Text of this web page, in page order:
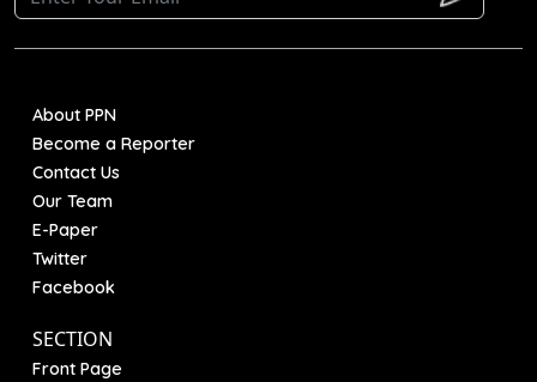
About PPN
Become a Reporter
Contact Us
Our Team
E-Paper
Twitter
Facebook
SECTION
Front Page